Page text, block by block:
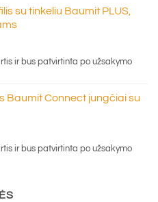
su tinkeliu Baumit PLUS,
ir bus patvirtinta po užsakymo
Baumit Connect jungčiai su
ir bus patvirtinta po užsakymo